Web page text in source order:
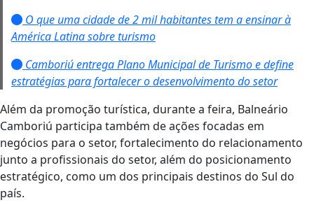
O que uma cidade de 2 mil habitantes tem a ensinar à
América Latina sobre turismo
Camboriú entrega Plano Municipal de Turismo e define
estratégias para fortalecer o desenvolvimento do setor
Além da promoção turística, durante a feira, Balneário
Camboriú participa também de ações focadas em
negócios para o setor, fortalecimento do relacionamento
junto a profissionais do setor, além do posicionamento
estratégico, como um dos principais destinos do Sul do
país.